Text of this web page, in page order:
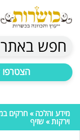
חפש באתר
הצטרפו
מידע והלכה » חרקים
וירקות» שזיף